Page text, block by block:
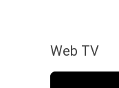
Web TV